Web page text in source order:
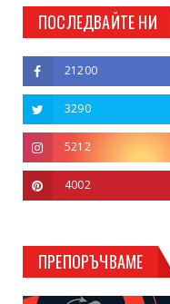
ПОСЛЕДВАЙТЕ НИ
21200
3290
5212
4002
ПРЕПОРЪЧВАМЕ